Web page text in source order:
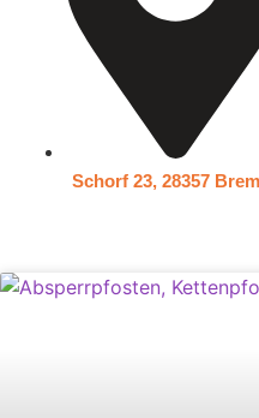
Schorf 23, 28357